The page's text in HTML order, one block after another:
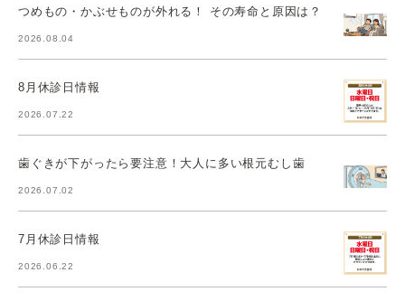
つめもの・かぶせものが外れる！ その寿命と原因は？
2026.08.04
8月休診日情報
2026.07.22
歯ぐきが下がったら要注意！大人に多い根元むし歯
2026.07.02
7月休診日情報
2026.06.22